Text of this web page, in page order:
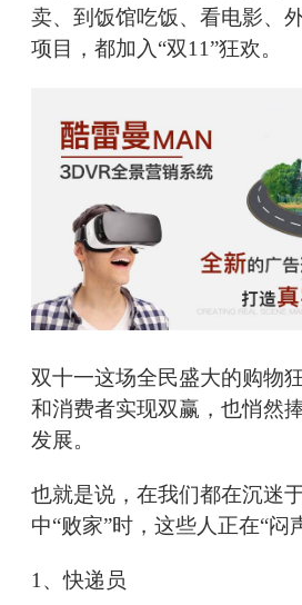
卖、到饭馆吃饭、看电影、
项目，都加入“双11”狂欢。
双十一这场全民盛大的购物
和消费者实现双赢，也悄然
发展。
也就是说，在我们都在沉迷
中“败家”时，这些人正在“闷
1、快递员